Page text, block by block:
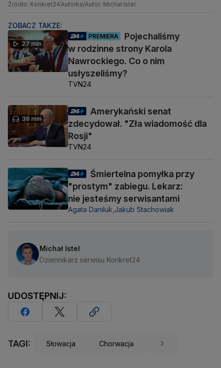
Źródło: Konkret24Autorka/Autor: Michał Istel
ZOBACZ TAKŻE:
27 min
PREMIERA
Pojechaliśmy
w rodzinne strony Karola
Nawrockiego. Co o nim
usłyszeliśmy?
TVN24
38 min
Amerykański senat
zdecydował. "Zła wiadomość dla
Rosji"
TVN24
Śmiertelna pomyłka przy
"prostym" zabiegu. Lekarz:
nie jesteśmy serwisantami
Agata Daniluk, Jakub Stachowiak
Michał Istel
Dziennikarz serwisu Konkret24
UDOSTĘPNIJ:
TAGI: Słowacja Chorwacja